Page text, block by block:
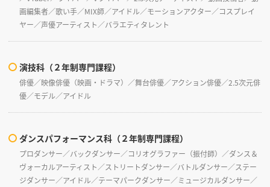
画編集者／歌い手／MIX師／アイドル／モーションアクター／コスプレイ
ヤー／声優アーティスト／バラエティタレント
演技科（２年制専門課程）
俳優／映像俳優（映画・ドラマ）／舞台俳優／アクション俳優／2.5次元俳
優／モデル／アイドル
ダンスパフォーマンス科（２年制専門課程）
プロダンサー／バックダンサー／コリオグラファー（振付師）／ダンス＆
ヴォーカルアーティスト／ストリートダンサー／バトルダンサー／ステー
ジダンサー／アイドル／テーマパークダンサー／ミュージカルダンサー／